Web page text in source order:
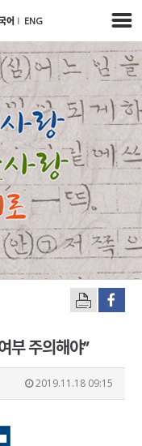
어 l ENG
부 주의해야”
2019.11.18 09:15